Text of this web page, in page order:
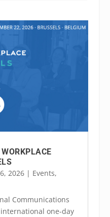
2026| Events,
Communications
one-day